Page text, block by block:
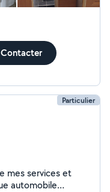
Contacter
Particulier
mes services et
automobile